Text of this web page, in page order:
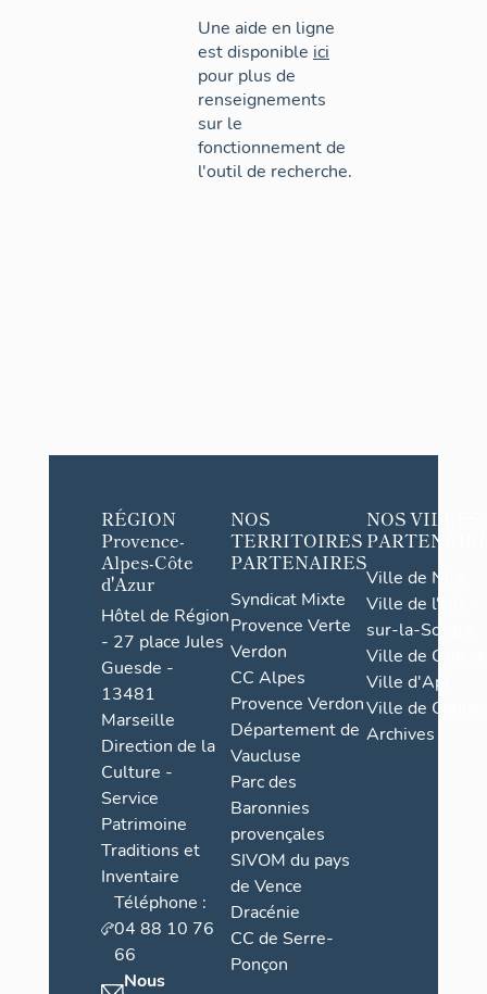
Une aide en ligne
est disponible ici
pour plus de
renseignements
sur le
fonctionnement de
l'outil de recherche.
RÉGION
Provence-
Alpes-Côte
d'Azur
Hôtel de Région
- 27 place Jules
Guesde -
13481
Marseille
Direction de la
Culture -
Service
Patrimoine
Traditions et
Inventaire
Téléphone :
04 88 10 76
66
Nous
NOS
TERRITOIRES
PARTENAIRES
Syndicat Mixte
Provence Verte
Verdon
CC Alpes
Provence Verdon
Département de
Vaucluse
Parc des
Baronnies
provençales
SIVOM du pays
de Vence
Dracénie
CC de Serre-
Ponçon
NOS VILLES
Ville de Nice
Ville de l'Isle-
sur-la-Sorgue
Ville de Grasse
Ville d'Apt
Ville de
Archives